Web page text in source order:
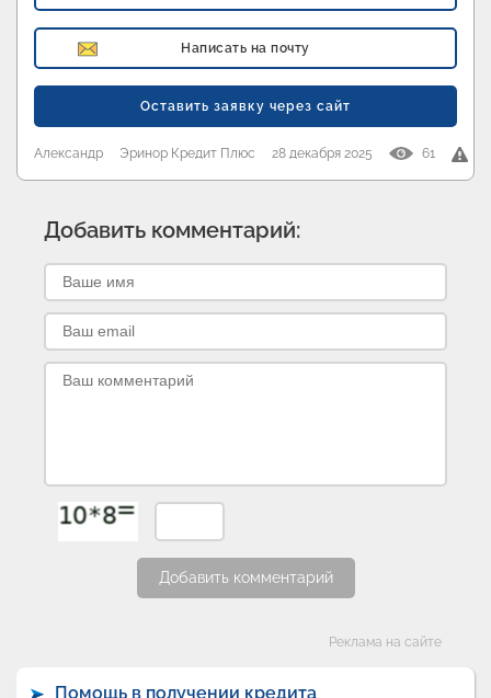
Написать на почту
Оставить заявку через сайт
Александр Эринор Кредит Плюс 28 декабря 2025 61
Добавить комментарий:
Добавить комментарий
Реклама на сайте
Помощь в получении кредита